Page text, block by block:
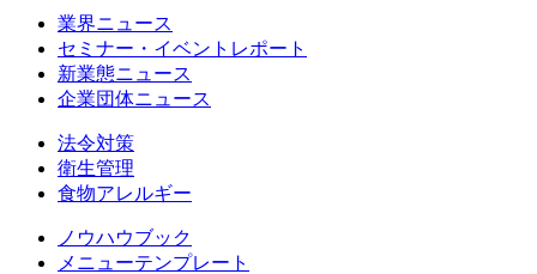
業界ニュース
セミナー・イベントレポート
新業態ニュース
企業団体ニュース
法令対策
衛生管理
食物アレルギー
ノウハウブック
メニューテンプレート